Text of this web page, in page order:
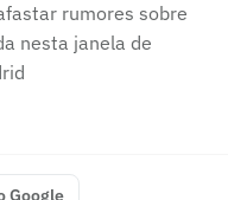
rumores sobre
nesta janela de
Google